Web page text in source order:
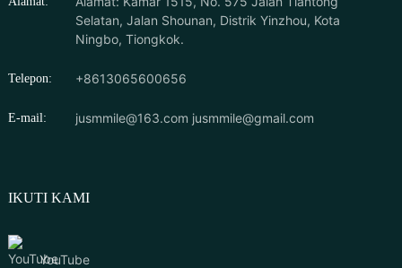
Selatan, Jalan Shounan, Distrik Yinzhou, Kota
Ningbo, Tiongkok.
Telepon: +8613065600656
E-mail: jusmmile@163.com jusmmile@gmail.com
IKUTI KAMI
YouTube